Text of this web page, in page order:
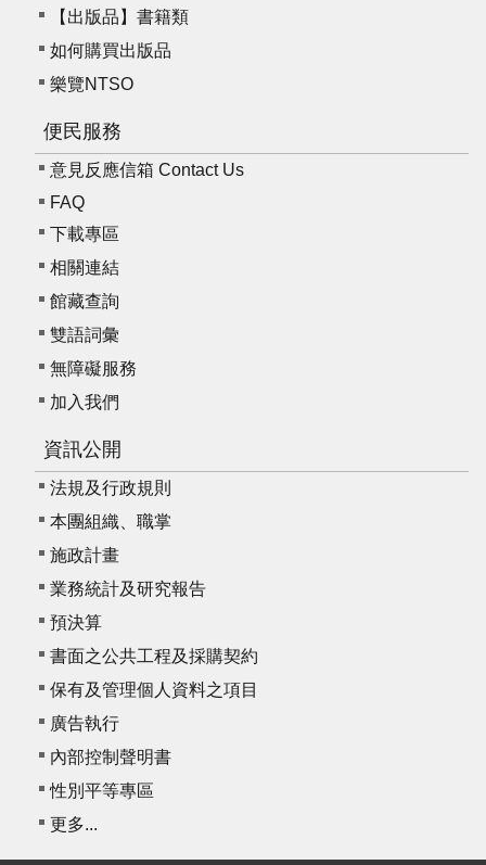
【出版品】書籍類
如何購買出版品
樂覽NTSO
便民服務
意見反應信箱 Contact Us
FAQ
下載專區
相關連結
館藏查詢
雙語詞彙
無障礙服務
加入我們
資訊公開
法規及行政規則
本團組織、職掌
施政計畫
業務統計及研究報告
預決算
書面之公共工程及採購契約
保有及管理個人資料之項目
廣告執行
內部控制聲明書
性別平等專區
更多...